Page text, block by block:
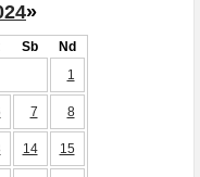
»
Sb
Nd
1
7 8
14 15